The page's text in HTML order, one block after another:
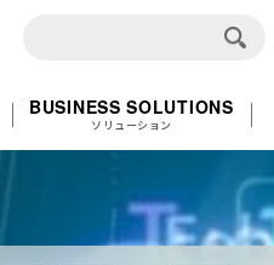
BUSINESS SOLUTIONS
ソリューション